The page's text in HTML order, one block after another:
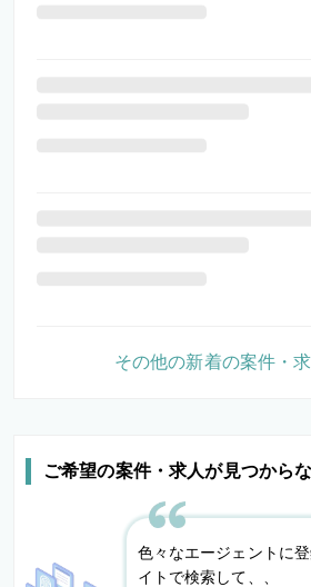
ご希望の案件・求人が見つから
色々なエージェントに
イトで検索して、、
その他の新着の案件・